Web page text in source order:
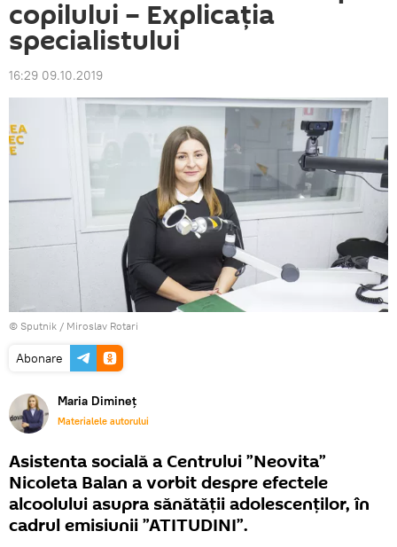
copilului – Explicația
specialistului
16:29 09.10.2019
© Sputnik / Miroslav Rotari
Abonare
Maria Dimineț
Materialele autorului
Asistenta socială a Centrului ”Neovita”
Nicoleta Balan a vorbit despre efectele
alcoolului asupra sănătății adolescenților, în
cadrul emisiunii ”ATITUDINI”.